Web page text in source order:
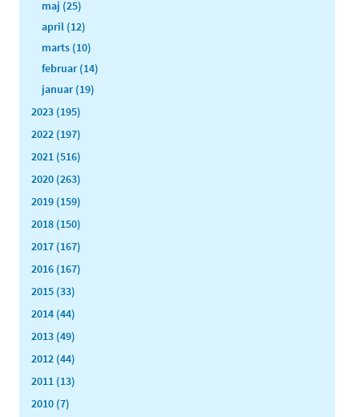
maj (25)
april (12)
marts (10)
februar (14)
januar (19)
2023 (195)
2022 (197)
2021 (516)
2020 (263)
2019 (159)
2018 (150)
2017 (167)
2016 (167)
2015 (33)
2014 (44)
2013 (49)
2012 (44)
2011 (13)
2010 (7)